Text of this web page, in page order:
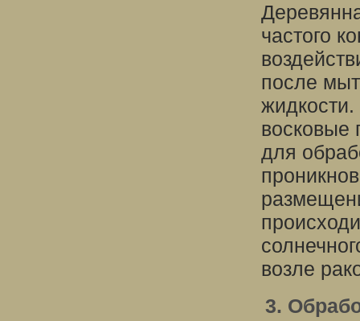
частого
после
восковые
для
возле
3.